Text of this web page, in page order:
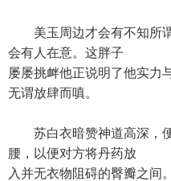
美玉周边才会有不知所谓
会有人在意。这胖子
屡屡挑衅他正说明了他实力
无谓放肆而嗔。
苏白衣暗赞神道高深，便
腰，以便对方将丹药放
入并无衣物阻碍的臀瓣之间。